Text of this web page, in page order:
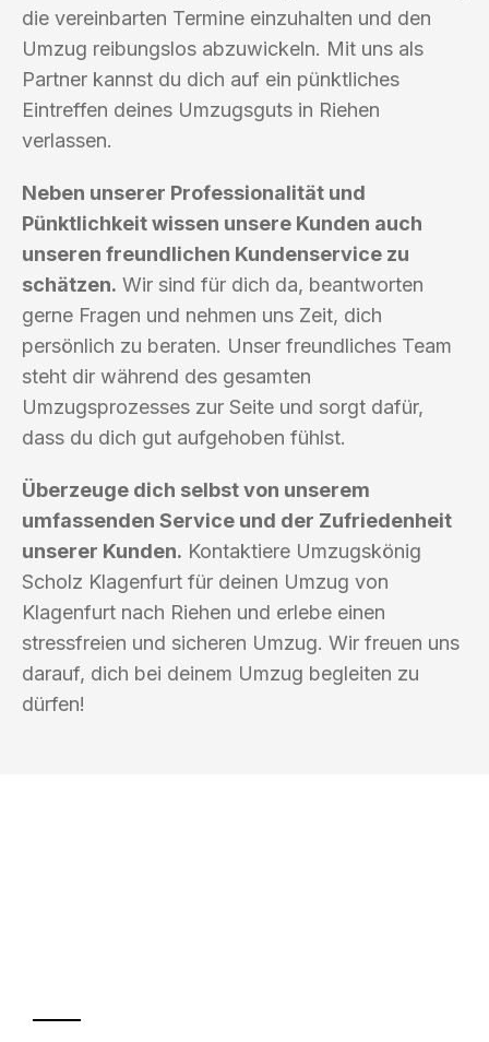
die vereinbarten Termine einzuhalten und den
Umzug reibungslos abzuwickeln. Mit uns als
Partner kannst du dich auf ein pünktliches
Eintreffen deines Umzugsguts in Riehen
verlassen.
Neben unserer Professionalität und
Pünktlichkeit wissen unsere Kunden auch
unseren freundlichen Kundenservice zu
schätzen. Wir sind für dich da, beantworten
gerne Fragen und nehmen uns Zeit, dich
persönlich zu beraten. Unser freundliches Team
steht dir während des gesamten
Umzugsprozesses zur Seite und sorgt dafür,
dass du dich gut aufgehoben fühlst.
Überzeuge dich selbst von unserem
umfassenden Service und der Zufriedenheit
unserer Kunden. Kontaktiere Umzugskönig
Scholz Klagenfurt für deinen Umzug von
Klagenfurt nach Riehen und erlebe einen
stressfreien und sicheren Umzug. Wir freuen uns
darauf, dich bei deinem Umzug begleiten zu
dürfen!